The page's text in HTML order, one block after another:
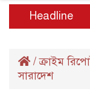
Headline
/ক্রাইম
সারাদেশ